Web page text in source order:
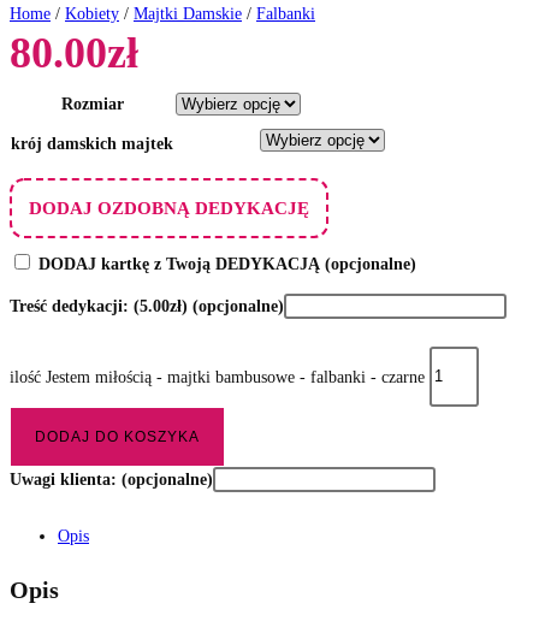
Home / Kobiety / Majtki Damskie / Falbanki
80.00zł
Rozmiar
krój damskich majtek
DODAJ OZDOBNĄ DEDYKACJĘ
DODAJ kartkę z Twoją DEDYKACJĄ (opcjonalne)
Treść dedykacji: (5.00zł) (opcjonalne)
ilość Jestem miłością - majtki bambusowe - falbanki - czarne
DODAJ DO KOSZYKA
Uwagi klienta: (opcjonalne)
Opis
Opis